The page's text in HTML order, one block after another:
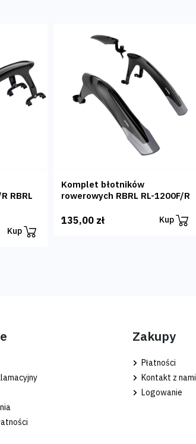
RBRL
Kup
Komplet błotników
rowerowych RBRL RL-1200F/R
135,00 zł Kup
Zakupy
Płatności
Kontakt z nami
Logowanie